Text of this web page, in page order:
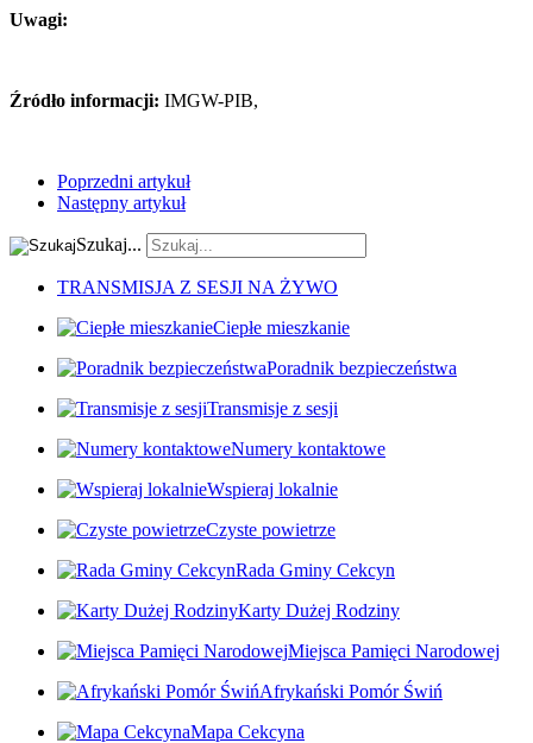
Uwagi:
Źródło informacji: IMGW-PIB,
Poprzedni artykuł
Następny artykuł
Szukaj...
TRANSMISJA Z SESJI NA ŻYWO
Ciepłe mieszkanie
Poradnik bezpieczeństwa
Transmisje z sesji
Numery kontaktowe
Wspieraj lokalnie
Czyste powietrze
Rada Gminy Cekcyn
Karty Dużej Rodziny
Miejsca Pamięci Narodowej
Afrykański Pomór Świń
Mapa Cekcyna